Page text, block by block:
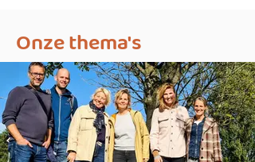
Onze thema's